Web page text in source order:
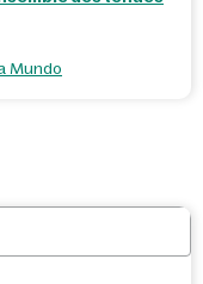
Mundo